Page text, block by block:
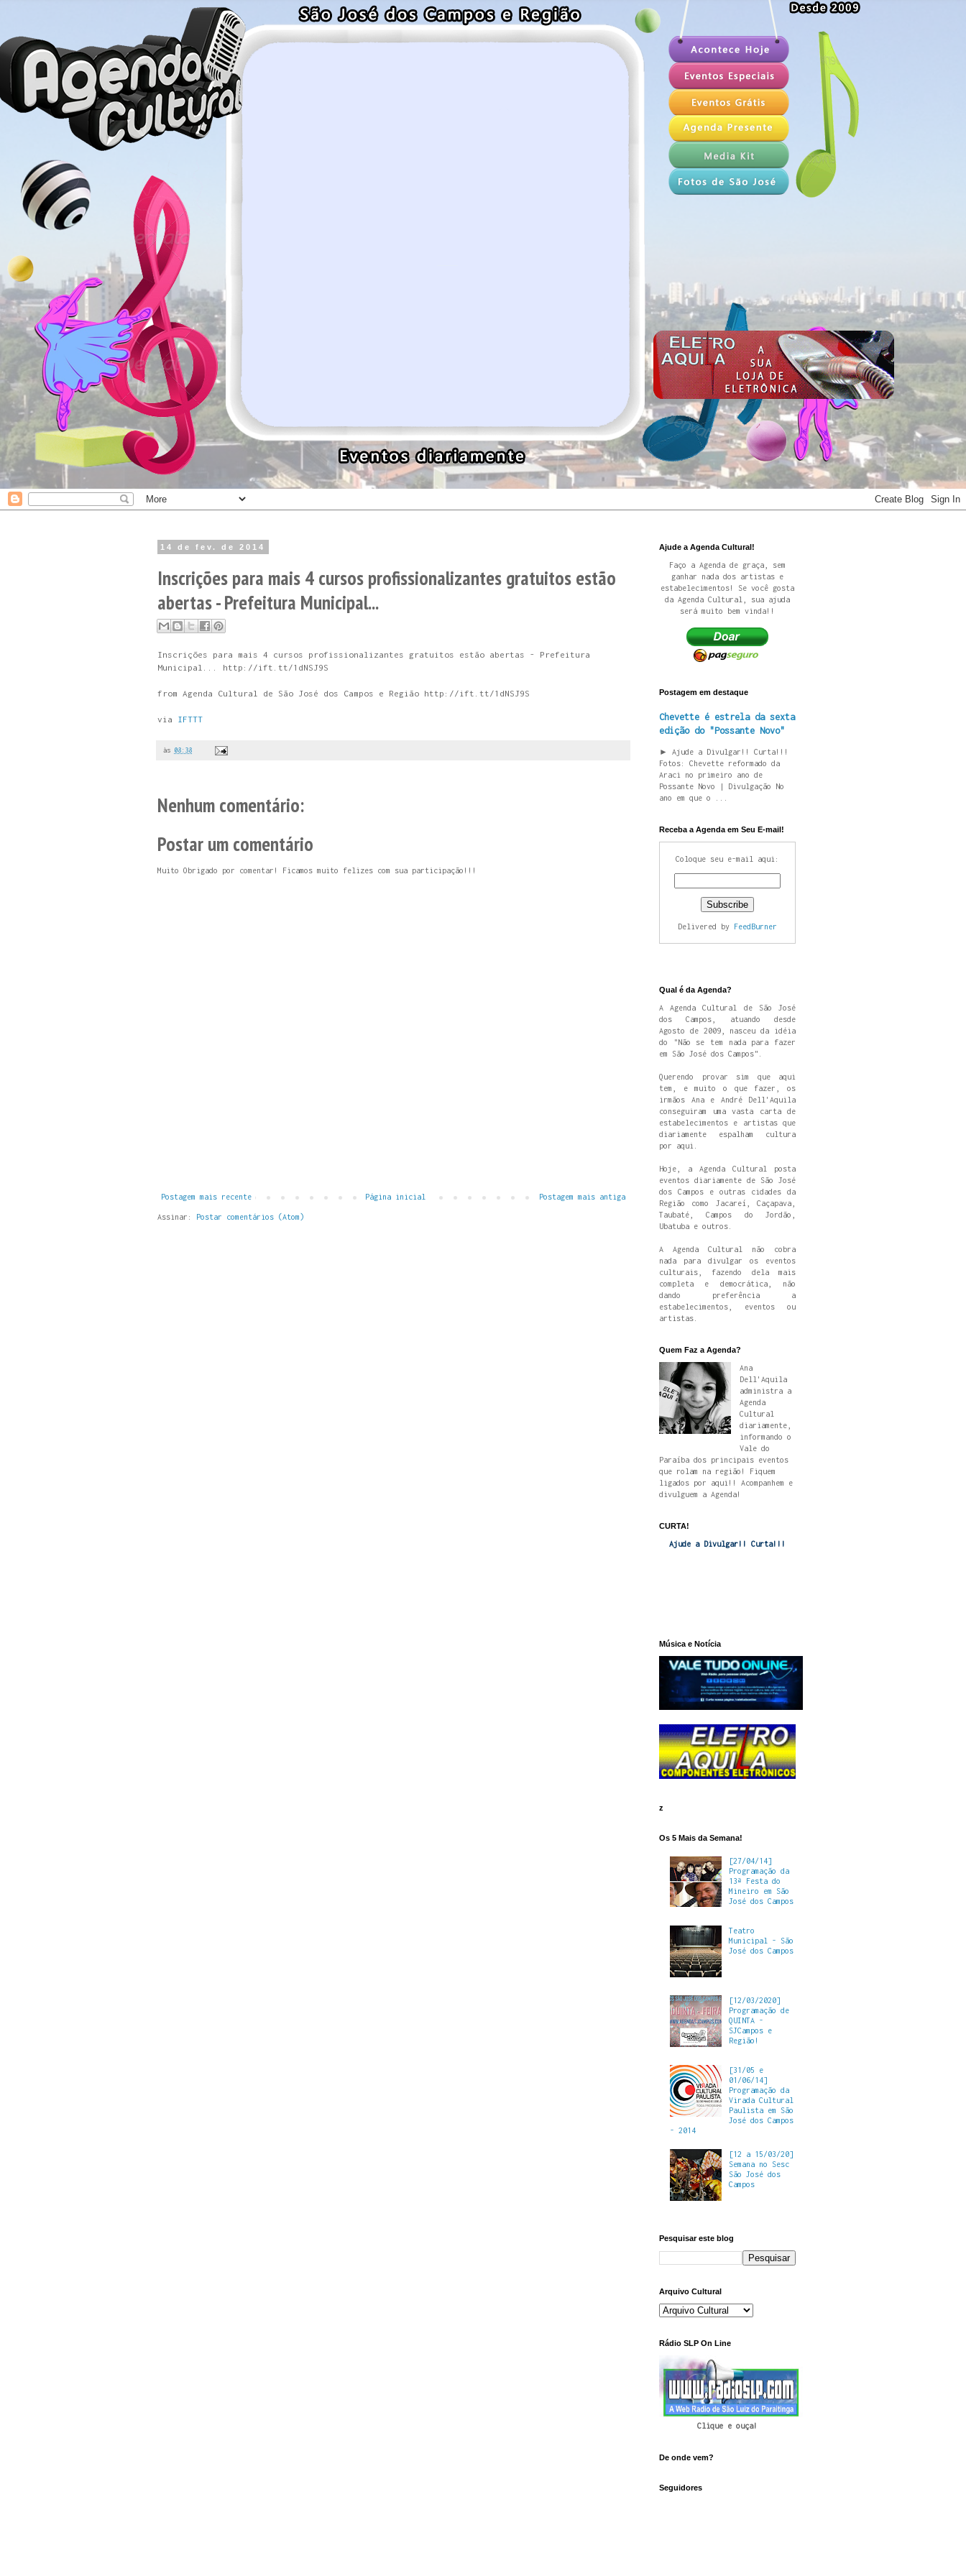
14 de fev. de 2014
Inscrições para mais 4 cursos profissionalizantes gratuitos estão
abertas - Prefeitura Municipal...
Inscrições para mais 4 cursos profissionalizantes gratuitos estão abertas - Prefeitura
Municipal... http://ift.tt/1dNSJ9S
from Agenda Cultural de São José dos Campos e Região http://ift.tt/1dNSJ9S
via IFTTT
às 08:38
Nenhum comentário:
Postar um comentário
Muito Obrigado por comentar! Ficamos muito felizes com sua participação!!!
Postagem mais recente Postagem mais antiga
Página inicial
Assinar: Postar comentários (Atom)
Ajude a Agenda Cultural!
Faço a Agenda de graça, sem
ganhar nada dos artistas e
estabelecimentos! Se você gosta
da Agenda Cultural, sua ajuda
será muito bem vinda!!
Postagem em destaque
Chevette é estrela da sexta
edição do "Possante Novo"
► Ajude a Divulgar!! Curta!!!
Fotos: Chevette reformado da
Araci no primeiro ano de
Possante Novo | Divulgação No
ano em que o ...
Receba a Agenda em Seu E-mail!
Coloque seu e-mail aqui:
Delivered by FeedBurner
Qual é da Agenda?
A Agenda Cultural de São José
dos Campos, atuando desde
Agosto de 2009, nasceu da idéia
do "Não se tem nada para fazer
em São José dos Campos".
Querendo provar sim que aqui
tem, e muito o que fazer, os
irmãos Ana e André Dell'Aquila
conseguiram uma vasta carta de
estabelecimentos e artistas que
diariamente espalham cultura
por aqui.
Hoje, a Agenda Cultural posta
eventos diariamente de São José
dos Campos e outras cidades da
Região como Jacareí, Caçapava,
Taubaté, Campos do Jordão,
Ubatuba e outros.
A Agenda Cultural não cobra
nada para divulgar os eventos
culturais, fazendo dela mais
completa e democrática, não
dando preferência a
estabelecimentos, eventos ou
artistas.
Quem Faz a Agenda?
Ana
Dell'Aquila
administra a
Agenda
Cultural
diariamente,
informando o
Vale do
Paraíba dos principais eventos
que rolam na região! Fiquem
ligados por aqui!! Acompanhem e
divulguem a Agenda!
CURTA!
Ajude a Divulgar!! Curta!!!
Música e Notícia
z
Os 5 Mais da Semana!
[27/04/14]
Programação da
13ª Festa do
Mineiro em São
José dos Campos
Teatro
Municipal - São
José dos Campos
[12/03/2020]
Programação de
QUINTA -
SJCampos e
Região!
[31/05 e
01/06/14]
Programação da
Virada Cultural
Paulista em São
José dos Campos
- 2014
[12 a 15/03/20]
Semana no Sesc
São José dos
Campos
Pesquisar este blog
Arquivo Cultural
Rádio SLP On Line
Clique e ouça!
De onde vem?
Seguidores